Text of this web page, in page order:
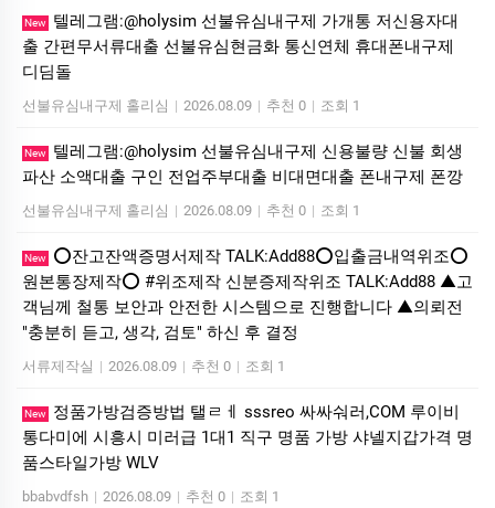
New
텔레그램:@holysim 선불유심내구제 가개통 저신용자대
출 간편무서류대출 선불유심현금화 통신연체 휴대폰내구제
디딤돌
선불유심내구제 홀리심 | 2026.08.09 | 추천 0 | 조회 1
New
텔레그램:@holysim 선불유심내구제 신용불량 신불 회생
파산 소액대출 구인 전업주부대출 비대면대출 폰내구제 폰깡
선불유심내구제 홀리심 | 2026.08.09 | 추천 0 | 조회 1
New
⭕️잔고잔액증명서제작 TALK:Add88⭕️입출금내역위조⭕️
원본통장제작⭕️ #위조제작 신분증제작위조 TALK:Add88 ▲고
객님께 철통 보안과 안전한 시스템으로 진행합니다 ▲의뢰전
"충분히 듣고, 생각, 검토" 하신 후 결정
서류제작실 | 2026.08.09 | 추천 0 | 조회 1
New
정품가방검증방법 탤ㄹㅔ sssreo 싸싸숴러,COM 루이비
통다미에 시흥시 미러급 1대1 직구 명품 가방 샤넬지갑가격 명
품스타일가방 WLV
bbabvdfsh | 2026.08.09 | 추천 0 | 조회 1